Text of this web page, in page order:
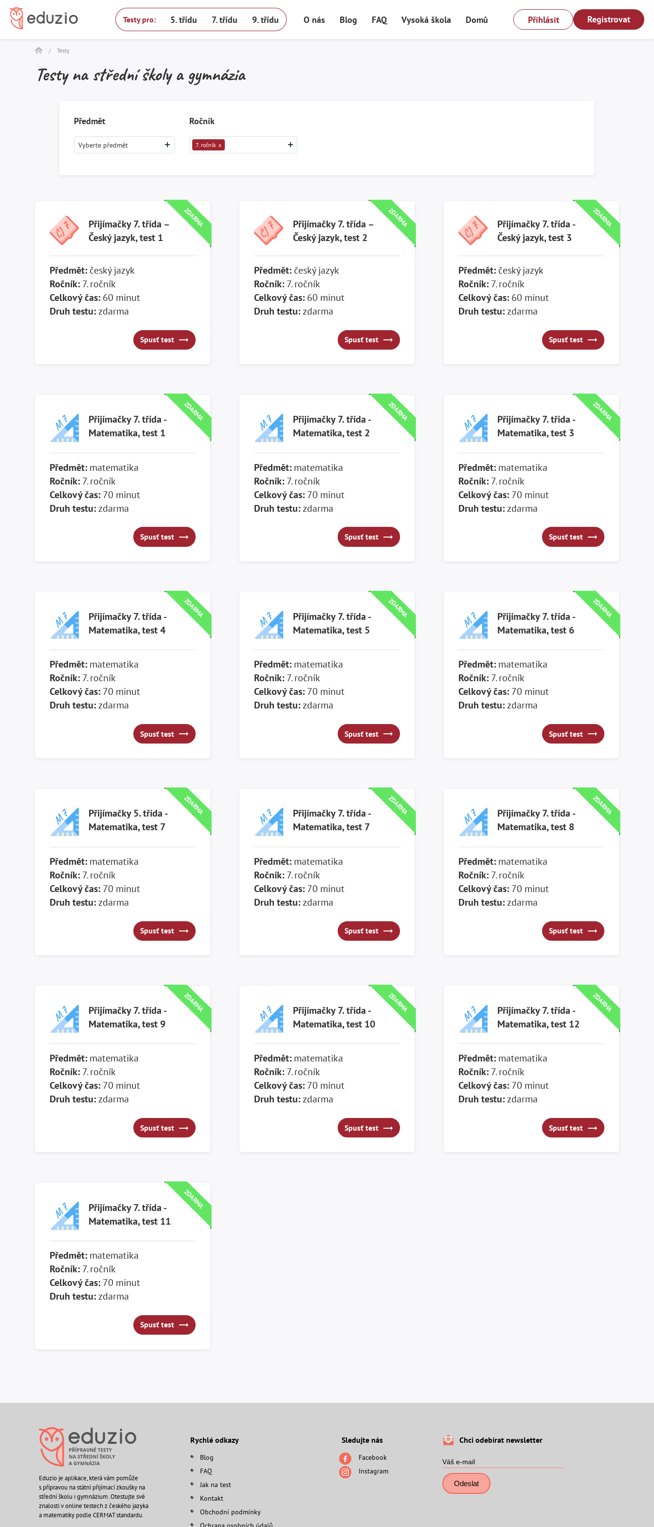
Testy pro: 5. třídu 7. třídu 9. třídu O nás Blog FAQ Vysoká škola Domů Přihlásit Registrovat
/ Testy
Testy na střední školy a gymnázia
Předmět
Vyberte předmět
Ročník
7. ročník x
ZDARMA
Přijímačky 7. třída –
Český jazyk, test 1
Předmět: český jazyk
Ročník: 7. ročník
Celkový čas: 60 minut
Druh testu:zdarma
Spusť test
ZDARMA
Přijímačky 7. třída –
Český jazyk, test 2
Předmět: český jazyk
Ročník: 7. ročník
Celkový čas: 60 minut
Druh testu:zdarma
Spusť test
ZDARMA
Přijímačky 7. třída -
Český jazyk, test 3
Předmět: český jazyk
Ročník: 7. ročník
Celkový čas: 60 minut
Druh testu:zdarma
Spusť test
ZDARMA
Přijímačky 7. třída -
Matematika, test 1
Předmět: matematika
Ročník: 7. ročník
Celkový čas: 70 minut
Druh testu:zdarma
Spusť test
ZDARMA
Přijímačky 7. třída -
Matematika, test 2
Předmět: matematika
Ročník: 7. ročník
Celkový čas: 70 minut
Druh testu:zdarma
Spusť test
ZDARMA
Přijímačky 7. třída -
Matematika, test 3
Předmět: matematika
Ročník: 7. ročník
Celkový čas: 70 minut
Druh testu:zdarma
Spusť test
ZDARMA
Přijímačky 7. třída -
Matematika, test 4
Předmět: matematika
Ročník: 7. ročník
Celkový čas: 70 minut
Druh testu:zdarma
Spusť test
ZDARMA
Přijímačky 7. třída -
Matematika, test 5
Předmět: matematika
Ročník: 7. ročník
Celkový čas: 70 minut
Druh testu:zdarma
Spusť test
ZDARMA
Přijímačky 7. třída -
Matematika, test 6
Předmět: matematika
Ročník: 7. ročník
Celkový čas: 70 minut
Druh testu:zdarma
Spusť test
ZDARMA
Přijímačky 5. třída -
Matematika, test 7
Předmět: matematika
Ročník: 7. ročník
Celkový čas: 70 minut
Druh testu:zdarma
Spusť test
ZDARMA
Přijímačky 7. třída -
Matematika, test 7
Předmět: matematika
Ročník: 7. ročník
Celkový čas: 70 minut
Druh testu:zdarma
Spusť test
ZDARMA
Přijímačky 7. třída -
Matematika, test 8
Předmět: matematika
Ročník: 7. ročník
Celkový čas: 70 minut
Druh testu:zdarma
Spusť test
ZDARMA
Přijímačky 7. třída -
Matematika, test 9
Předmět: matematika
Ročník: 7. ročník
Celkový čas: 70 minut
Druh testu:zdarma
Spusť test
ZDARMA
Přijímačky 7. třída -
Matematika, test 10
Předmět: matematika
Ročník: 7. ročník
Celkový čas: 70 minut
Druh testu:zdarma
Spusť test
ZDARMA
Přijímačky 7. třída -
Matematika, test 12
Předmět: matematika
Ročník: 7. ročník
Celkový čas: 70 minut
Druh testu:zdarma
Spusť test
ZDARMA
Přijímačky 7. třída -
Matematika, test 11
Předmět: matematika
Ročník: 7. ročník
Celkový čas: 70 minut
Druh testu:zdarma
Spusť test
Eduzio je aplikace, která vám pomůže
s přípravou na státní přijímací zkoušky na
střední školu i gymnázium. Otestujte své
znalosti v online testech z českého jazyka
a matematiky podle CERMAT standardu.
Rychlé odkazy
Blog
FAQ
Jak na test
Kontakt
Obchodní podmínky
Sledujte nás
Facebook
Instagram
Chci odebírat newsletter
Odeslat